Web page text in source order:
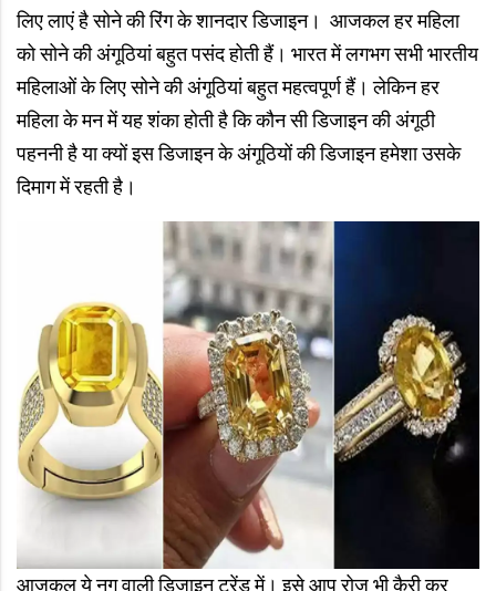
लिए लाएं है सोने की रिंग के शानदार डिजाइन। आजकल हर महिला
को सोने की अंगूठियां बहुत पसंद होती हैं। भारत में लगभग सभी भारतीय
महिलाओं के लिए सोने की अंगूठियां बहुत महत्वपूर्ण हैं। लेकिन हर
महिला के मन में यह शंका होती है कि कौन सी डिजाइन की अंगूठी
पहननी है या क्यों इस डिजाइन के अंगूठियों की डिजाइन हमेशा उसके
दिमाग में रहती है।
आजकल ये नग वाली डिजाइन ट्रेंड में। इसे आप रोज भी कैरी कर